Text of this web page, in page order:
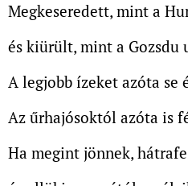
Megkeseredett, mint a
és kiürült, mint a Gozsdu
A legjobb ízeket azóta se
Az űrhajósoktól azóta is
Ha megint jönnek,